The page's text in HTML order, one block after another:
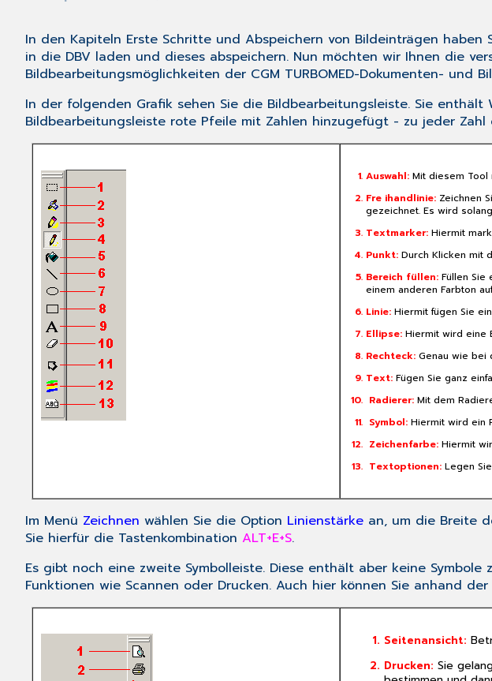
In den Kapiteln Erste Schritte und Abspeichern von Bildeinträgen haben
in die DBV laden und dieses abspeichern. Nun möchten wir Ihnen die
Bildbearbeitungsmöglichkeiten der CGM TURBOMED-Dokumenten- und
In der folgenden Grafik sehen Sie die Bildbearbeitungsleiste. Sie
Bildbearbeitungsleiste rote Pfeile mit Zahlen hinzugefügt - zu jeder
Auswahl: Mit diesem Tool
Fre ihandlinie: Zeichnen
gezeichnet. Es wird
Textmarker: Hiermit
Punkt: Durch Klicken mit
Bereich füllen: Füllen Sie
einem anderen Farbton
Linie: Hiermit fügen Sie
Ellipse: Hiermit wird eine
Rechteck: Genau wie bei
Text: Fügen Sie ganz
Radierer: Mit dem
Symbol: Hiermit wird ein
Zeichenfarbe: Hiermit
Textoptionen: Legen
Im Menü Zeichnen wählen Sie die Option Linienstärke an, um die Breite
Sie hierfür die Tastenkombination ALT+E+S.
Es gibt noch eine zweite Symbolleiste. Diese enthält aber keine
Funktionen wie Scannen oder Drucken. Auch hier können Sie anhand
Seitenansicht:
Drucken: Sie